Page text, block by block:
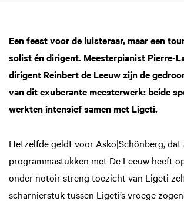
Een feest voor de luisteraar, maar een
solist én dirigent. Meesterpianist Pierre-
dirigent Reinbert de Leeuw zijn de
van dit exuberante meesterwerk: beide
werkten intensief samen met Ligeti.
Hetzelfde geldt voor Asko|Schönberg, dat
programmastukken met De Leeuw heeft
onder notoir streng toezicht van Ligeti
scharnierstuk tussen Ligeti’s vroege